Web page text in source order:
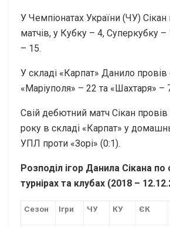
У Чемпіонатах України (ЧУ) Сікан
матчів, у Кубку – 4, Суперкубку –
– 15.
У складі «Карпат» Данило провів
«Маріуполя» – 22 та «Шахтаря» –
Свій дебютний матч Сікан
року в складі «Карпат» у
УПЛ проти «Зорі» (0:1).
Розподіл ігор Данила Сікана по
турнірах та клубах (2018 –
Сезон Ігри ЧУ КУ ЄК